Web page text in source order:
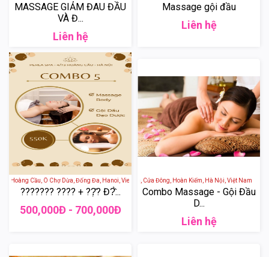
MASSAGE GIẢM ĐAU ĐẦU
VÀ Đ...
Liên hệ
Massage gội đầu
Liên hệ
Hoàng Cầu, Ô Chợ Dừa, Đống Đa, Hanoi, Vietnam
??????? ???? + ??̣̂? Đ?̂̀...
500,000Đ - 700,000Đ
JM Spa - 16 Phố Hàng Da, Cửa Đông, Hoàn Kiếm, Hà Nội, Việt Nam
Combo Massage - Gội Đầu
D...
Liên hệ